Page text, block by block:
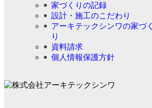
家づくりの記録
設計・施工のこだわり
アーキテックシンワの家づく
り
資料請求
個人情報保護方針